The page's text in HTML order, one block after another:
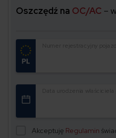
Oszczędź na OC/AC –
Numer rejestracyjny
Data urodzenia właściciela
Akceptuję Regulamin